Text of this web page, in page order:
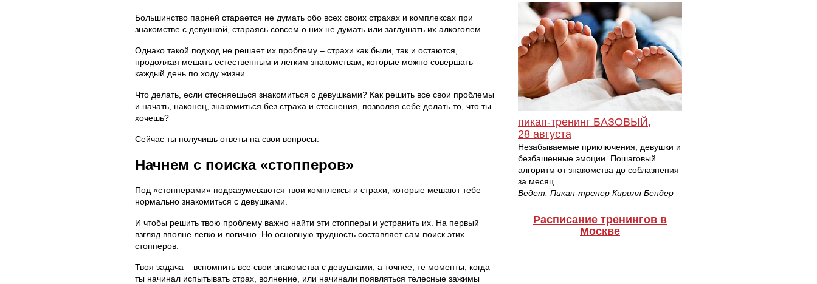
Большинство парней старается не думать обо всех своих страхах и комплексах при
знакомстве с девушкой, стараясь совсем о них не думать или заглушать их алкоголем.
Однако такой подход не решает их проблему – страхи как были, так и остаются,
продолжая мешать естественным и легким знакомствам, которые можно совершать
каждый день по ходу жизни.
Что делать, если стесняешься знакомиться с девушками? Как решить все свои проблемы
и начать, наконец, знакомиться без страха и стеснения, позволяя себе делать то, что ты
хочешь?
Сейчас ты получишь ответы на свои вопросы.
Начнем с поиска «стопперов»
Под «стопперами» подразумеваются твои комплексы и страхи, которые мешают тебе
нормально знакомиться с девушками.
И чтобы решить твою проблему важно найти эти стопперы и устранить их. На первый
взгляд вполне легко и логично. Но основную трудность составляет сам поиск этих
стопперов.
Твоя задача – вспомнить все свои знакомства с девушками, а точнее, те моменты, когда
ты начинал испытывать страх, волнение, или начинали появляться телесные зажимы
пикап-тренинг БАЗОВЫЙ,
28 августа
Незабываемые приключения, девушки и
безбашенные эмоции. Пошаговый
алгоритм от знакомства до соблазнения
за месяц.
Ведет: Пикап-тренер Кирилл Бендер
Расписание тренингов в
Москве